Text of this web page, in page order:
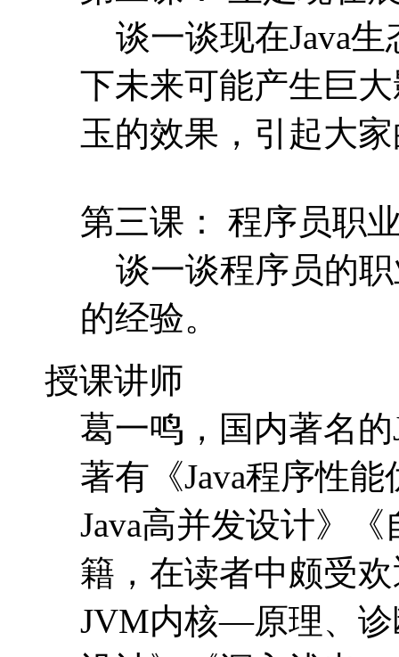
第三课： 程序员职
谈一谈程序员的职
的经验。
授课讲师
葛一鸣，国内著名
著有《Java程序性
Java高并发设计》
籍，在读者中颇受
JVM内核—原理、诊
设计》《深入浅出
程清单依然在不断
经验和丰富项目经
视角和观点。曾就